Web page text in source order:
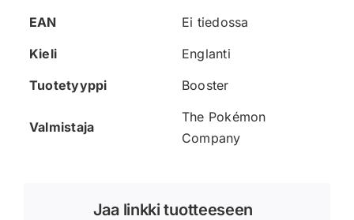
EAN
Ei tiedossa
Kieli
Englanti
Tuotetyyppi
Booster
Valmistaja
The Pokémon
Company
Jaa linkki tuotteeseen